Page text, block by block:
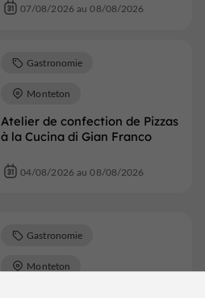
07/08/2026 au 08/08/2026
Atelier de confection de Pizzas
à la Cucina di Gian Franco
Gastronomie
Monteton
04/08/2026 au 08/08/2026
Gastronomie
Monteton